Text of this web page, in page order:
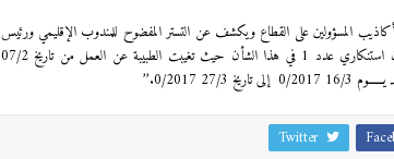
المسؤولين على القطاع ويكشف عن التستر المفضوح للمندوب الإقليمي ورئيس
المركز ألاستشفائي بزاكورة وقد سبق للعصبة أن أصدرت بيان استنكاري عدد 1 في هذا الشأن حيث تغيبت الطبيبة عن العمل من تاريخ 07/2
Twitter